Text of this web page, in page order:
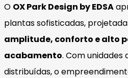
O OX Park Design by EDSA
plantas sofisticadas,
amplitude, conforto e alto
acabamento. Com unidades
distribuídas, o